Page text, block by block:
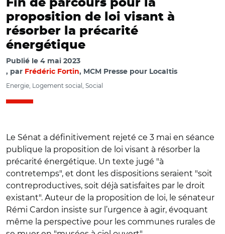
Fin de parcours pour la
proposition de loi visant à
résorber la précarité
énergétique
Publié le 4 mai 2023
par Frédéric Fortin, MCM Presse pour Localtis
Energie, Logement social, Social
Le Sénat a définitivement rejeté ce 3 mai en séance
publique la proposition de loi visant à résorber la
précarité énergétique. Un texte jugé "à
contretemps", et dont les dispositions seraient "soit
contreproductives, soit déjà satisfaites par le droit
existant". Auteur de la proposition de loi, le sénateur
Rémi Cardon insiste sur l’urgence à agir, évoquant
même la perspective pour les communes rurales de